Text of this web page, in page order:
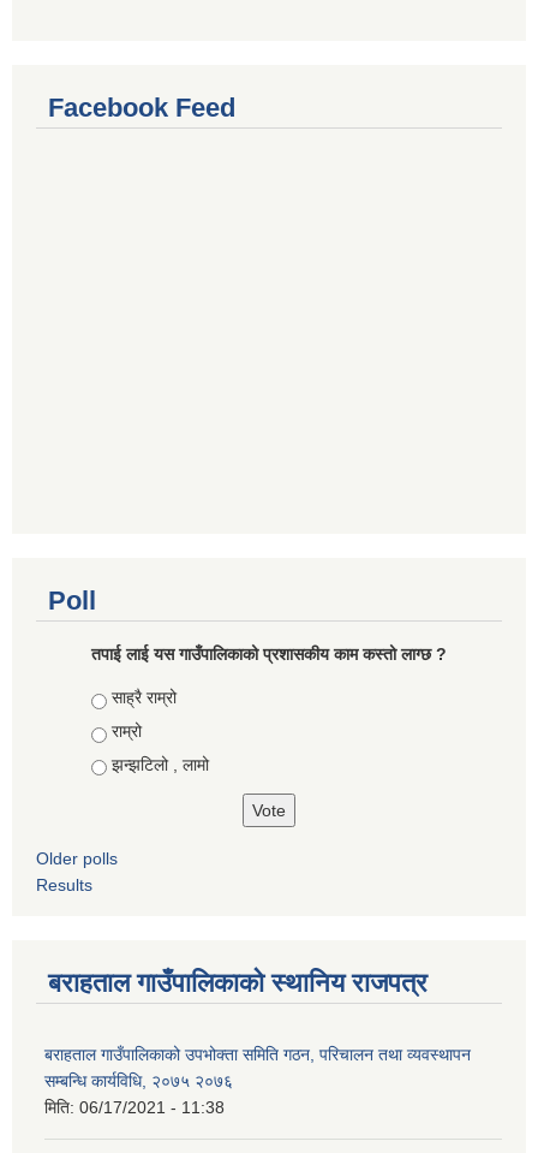
Facebook Feed
Poll
तपाई लाई यस गाउँपालिकाको प्रशासकीय काम कस्तो लाग्छ ?
Choices
साह्रै राम्रो
राम्रो
झन्झटिलो , लामो
Older polls
Results
बराहताल गाउँपालिकाको स्थानिय राजपत्र
बराहताल गाउँपालिकाको उपभोक्ता समिति गठन, परिचालन तथा व्यवस्थापन
सम्बन्धि कार्यविधि, २०७५ २०७६
मिति: 06/17/2021 - 11:38